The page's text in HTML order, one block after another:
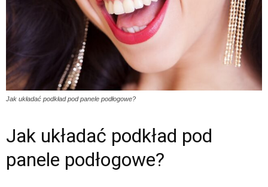
Jak układać podkład pod panele podłogowe?
Jak układać podkład pod
panele podłogowe?